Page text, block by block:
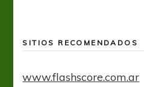
SITIOS RECOMENDADOS
www.flashscore.com.ar